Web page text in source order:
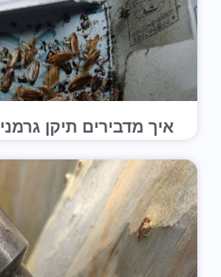
איך מדבירים תיקן גרמני